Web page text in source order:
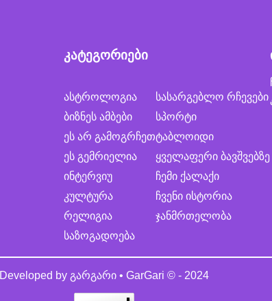
კატეგორიები
ასტროლოგია
ბიზნეს ამბები
ეს არ გამოგრჩეთ
ეს გემრიელია
ინტერვიუ
კულტურა
რელიგია
საზოგადოება
სასარგებლო რჩევები
სპორტი
ტაბლოიდი
ყველაფერი ბავშვებზე
ჩემი ქალაქი
ჩვენი ისტორია
ჯანმრთელობა
Developed by გარგარი • GarGari © - 2024